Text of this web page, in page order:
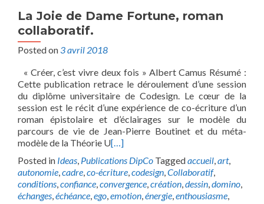
La Joie de Dame Fortune, roman
collaboratif.
Posted on 3 avril 2018
« Créer, c’est vivre deux fois » Albert Camus Résumé :
Cette publication retrace le déroulement d’une session
du diplôme universitaire de Codesign. Le cœur de la
session est le récit d’une expérience de co-écriture d’un
roman épistolaire et d’éclairages sur le modèle du
parcours de vie de Jean-Pierre Boutinet et du méta-
modèle de la Théorie U[…]
Posted in Ideas, Publications DipCo Taggedaccueil,art,
autonomie,cadre,co-écriture,codesign,Collaboratif,
conditions,confiance,convergence,création,dessin,domino,
échanges,échéance,ego,emotion,énergie,enthousiasme,